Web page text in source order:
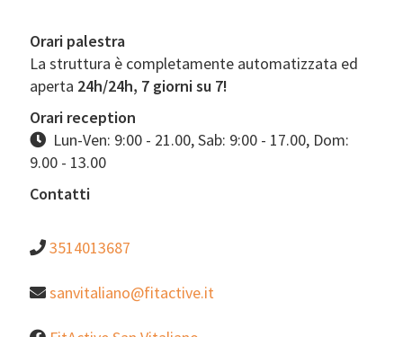
Orari palestra
La struttura è completamente automatizzata ed
aperta 24h/24h, 7 giorni su 7!
Orari reception
Lun-Ven: 9:00 - 21.00, Sab: 9:00 - 17.00, Dom:
9.00 - 13.00
Contatti
3514013687
sanvitaliano@fitactive.it